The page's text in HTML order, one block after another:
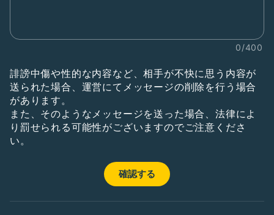
0/400
誹謗中傷や性的な内容など、相手が不快に思う内容が
送られた場合、運営にてメッセージの削除を行う場合
があります。
また、そのようなメッセージを送った場合、法律によ
り罰せられる可能性がございますのでご注意くださ
い。